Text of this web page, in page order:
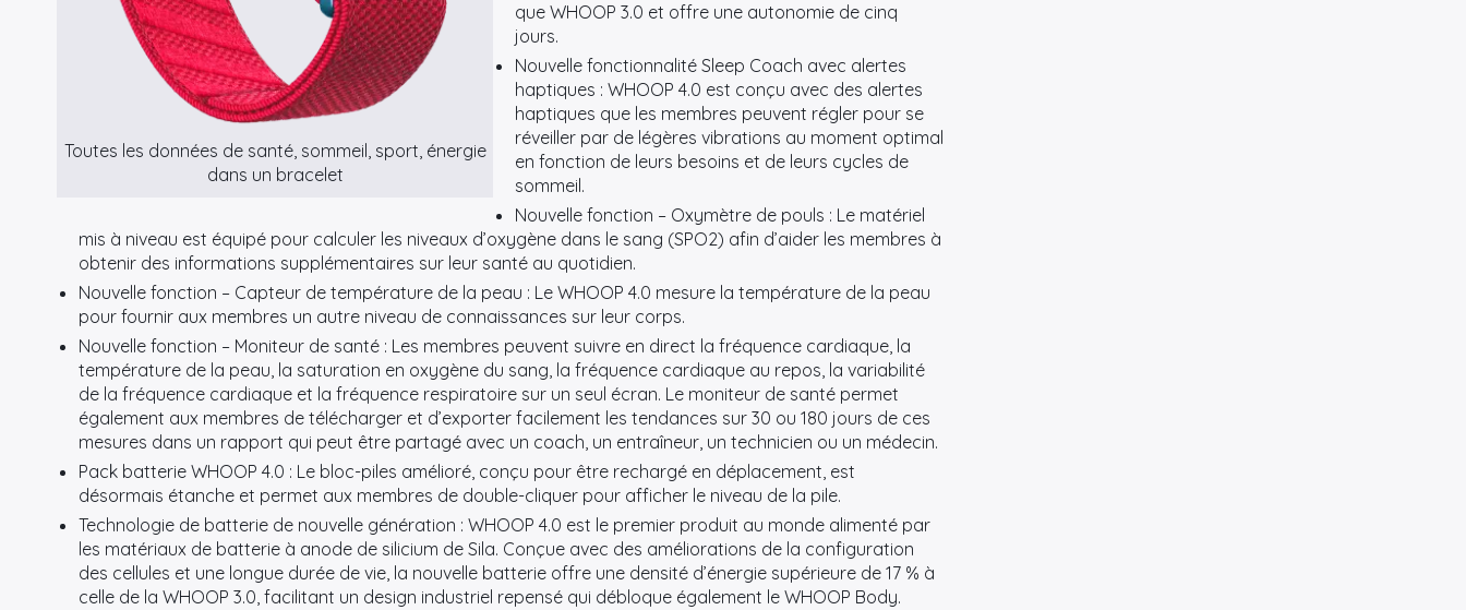
Toutes les données de santé, sommeil, sport, énergie
dans un bracelet
que WHOOP 3.0 et offre une autonomie de cinq
jours.
Nouvelle fonctionnalité Sleep Coach avec alertes
haptiques : WHOOP 4.0 est conçu avec des alertes
haptiques que les membres peuvent régler pour se
réveiller par de légères vibrations au moment optimal
en fonction de leurs besoins et de leurs cycles de
sommeil.
Nouvelle fonction – Oxymètre de pouls : Le matériel
mis à niveau est équipé pour calculer les niveaux d’oxygène dans le sang (SPO2) afin d’aider les membres à
obtenir des informations supplémentaires sur leur santé au quotidien.
Nouvelle fonction – Capteur de température de la peau : Le WHOOP 4.0 mesure la température de la peau
pour fournir aux membres un autre niveau de connaissances sur leur corps.
Nouvelle fonction – Moniteur de santé : Les membres peuvent suivre en direct la fréquence cardiaque, la
température de la peau, la saturation en oxygène du sang, la fréquence cardiaque au repos, la variabilité
de la fréquence cardiaque et la fréquence respiratoire sur un seul écran. Le moniteur de santé permet
également aux membres de télécharger et d’exporter facilement les tendances sur 30 ou 180 jours de ces
mesures dans un rapport qui peut être partagé avec un coach, un entraîneur, un technicien ou un médecin.
Pack batterie WHOOP 4.0 : Le bloc-piles amélioré, conçu pour être rechargé en déplacement, est
désormais étanche et permet aux membres de double-cliquer pour afficher le niveau de la pile.
Technologie de batterie de nouvelle génération : WHOOP 4.0 est le premier produit au monde alimenté par
les matériaux de batterie à anode de silicium de Sila. Conçue avec des améliorations de la configuration
des cellules et une longue durée de vie, la nouvelle batterie offre une densité d’énergie supérieure de 17 % à
celle de la WHOOP 3.0, facilitant un design industriel repensé qui débloque également le WHOOP Body.